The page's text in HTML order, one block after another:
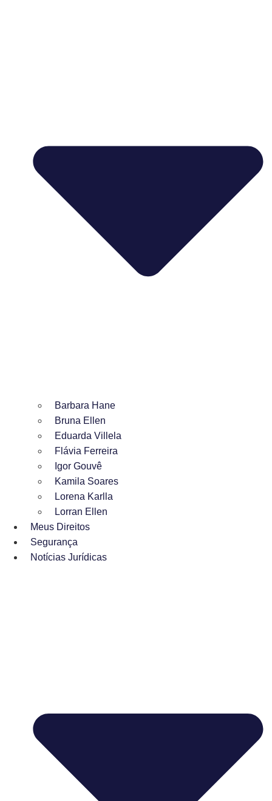
Barbara Hane
Bruna Ellen
Eduarda Villela
Flávia Ferreira
Igor Gouvê
Kamila Soares
Lorena Karlla
Lorran Ellen
Meus Direitos
Segurança
Notícias Jurídicas